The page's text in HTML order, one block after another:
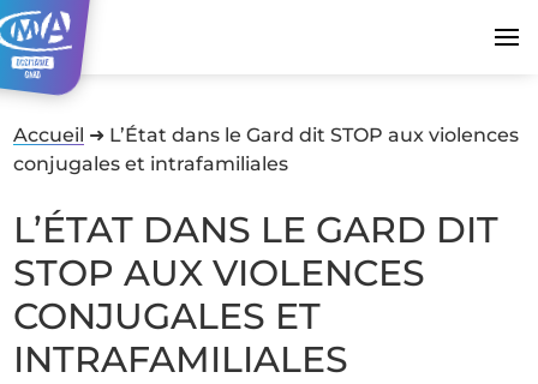
Accueil ➜ L’État dans le Gard dit STOP aux violences
conjugales et intrafamiliales
L’ÉTAT DANS LE GARD DIT
STOP AUX VIOLENCES
CONJUGALES ET
INTRAFAMILIALES